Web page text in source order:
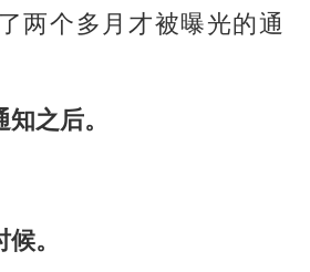
两个多月才被曝光的通
之后。
。